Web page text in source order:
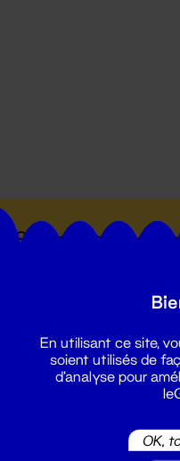
Suivez toutes
En utilisant ce site,
soient utilisés de
d'analyse pour
OK,